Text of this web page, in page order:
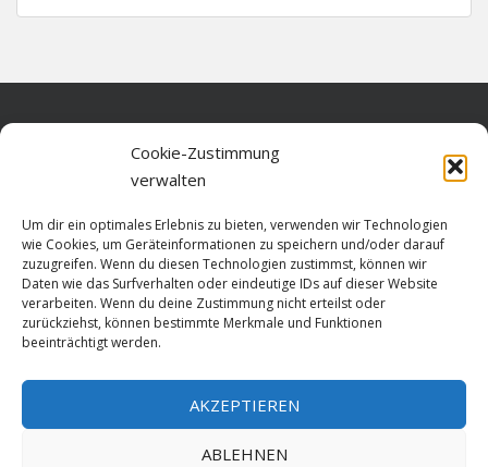
Cookie-Zustimmung
verwalten
Um dir ein optimales Erlebnis zu bieten, verwenden wir Technologien
wie Cookies, um Geräteinformationen zu speichern und/oder darauf
zuzugreifen. Wenn du diesen Technologien zustimmst, können wir
Daten wie das Surfverhalten oder eindeutige IDs auf dieser Website
verarbeiten. Wenn du deine Zustimmung nicht erteilst oder
zurückziehst, können bestimmte Merkmale und Funktionen
beeinträchtigt werden.
AKZEPTIEREN
ABLEHNEN
Datenschutz
Cookie-Richtlinie (EU)
Impressum
HOME